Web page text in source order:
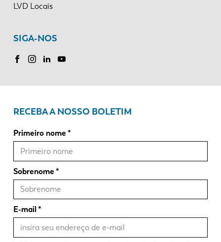
LVD Locais
SIGA-NOS
RECEBA A NOSSO BOLETIM
Primeiro nome
Sobrenome
E-mail